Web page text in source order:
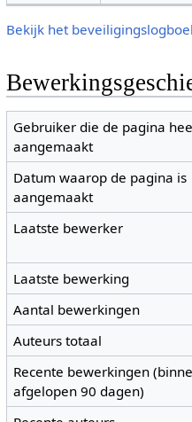
Bekijk het
Gebruiker die de pagina
aangemaakt
Datum waarop de pagina is
aangemaakt
Laatste bewerker
Laatste bewerking
Aantal bewerkingen
Auteurs totaal
Recente bewerkingen
afgelopen 90 dagen)